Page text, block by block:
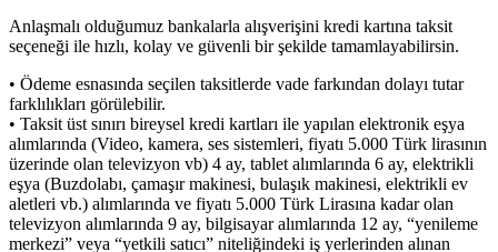
Anlaşmalı olduğumuz bankalarla alışverişini kredi kartına taksit
seçeneği ile hızlı, kolay ve güvenli bir şekilde tamamlayabilirsin.
• Ödeme esnasında seçilen taksitlerde vade farkından dolayı tutar
farklılıkları görülebilir.
• Taksit üst sınırı bireysel kredi kartları ile yapılan elektronik eşya
alımlarında (Video, kamera, ses sistemleri, fiyatı 5.000 Türk lirasının
üzerinde olan televizyon vb) 4 ay, tablet alımlarında 6 ay, elektrikli
eşya (Buzdolabı, çamaşır makinesi, bulaşık makinesi, elektrikli ev
aletleri vb.) alımlarında ve fiyatı 5.000 Türk Lirasına kadar olan
televizyon alımlarında 9 ay, bilgisayar alımlarında 12 ay, “yenileme
merkezi” veya “yetkili satıcı” niteliğindeki iş yerlerinden alınan